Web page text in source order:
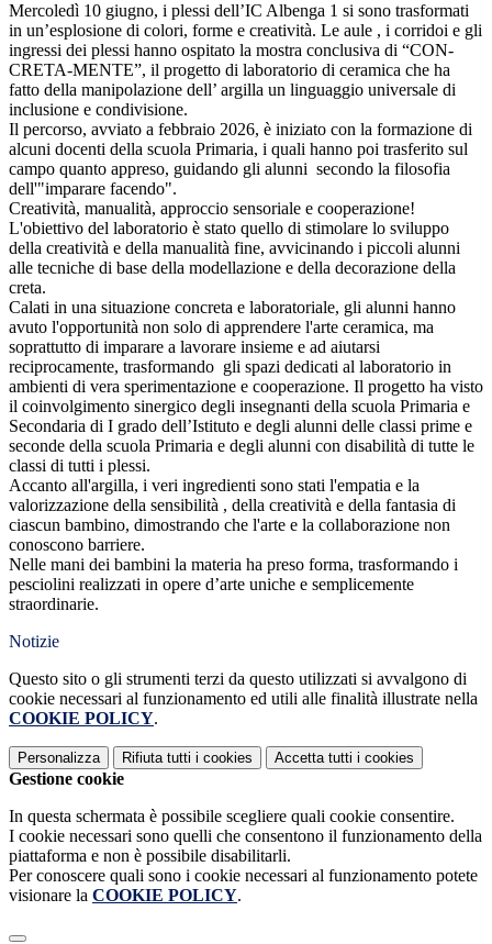
Mercoledì 10 giugno, i plessi dell’IC Albenga 1 si sono trasformati
in un’esplosione di colori, forme e creatività. Le aule , i corridoi e gli
ingressi dei plessi hanno ospitato la mostra conclusiva di “CON-
CRETA-MENTE”, il progetto di laboratorio di ceramica che ha
fatto della manipolazione dell’ argilla un linguaggio universale di
inclusione e condivisione.
Il percorso, avviato a febbraio 2026, è iniziato con la formazione di
alcuni docenti della scuola Primaria, i quali hanno poi trasferito sul
campo quanto appreso, guidando gli alunni secondo la filosofia
dell'"imparare facendo".
Creatività, manualità, approccio sensoriale e cooperazione!
L'obiettivo del laboratorio è stato quello di stimolare lo sviluppo
della creatività e della manualità fine, avvicinando i piccoli alunni
alle tecniche di base della modellazione e della decorazione della
creta.
Calati in una situazione concreta e laboratoriale, gli alunni hanno
avuto l'opportunità non solo di apprendere l'arte ceramica, ma
soprattutto di imparare a lavorare insieme e ad aiutarsi
reciprocamente, trasformando gli spazi dedicati al laboratorio in
ambienti di vera sperimentazione e cooperazione. Il progetto ha visto
il coinvolgimento sinergico degli insegnanti della scuola Primaria e
Secondaria di I grado dell’Istituto e degli alunni delle classi prime e
seconde della scuola Primaria e degli alunni con disabilità di tutte le
classi di tutti i plessi.
Accanto all'argilla, i veri ingredienti sono stati l'empatia e la
valorizzazione della sensibilità , della creatività e della fantasia di
ciascun bambino, dimostrando che l'arte e la collaborazione non
conoscono barriere.
Nelle mani dei bambini la materia ha preso forma, trasformando i
pesciolini realizzati in opere d’arte uniche e semplicemente
straordinarie.
Notizie
Questo sito o gli strumenti terzi da questo utilizzati si avvalgono di
cookie necessari al funzionamento ed utili alle finalità illustrate nella
COOKIE POLICY.
Personalizza Rifiuta tutti i cookies Accetta tutti i cookies
Gestione cookie
In questa schermata è possibile scegliere quali cookie consentire.
I cookie necessari sono quelli che consentono il funzionamento della
piattaforma e non è possibile disabilitarli.
Per conoscere quali sono i cookie necessari al funzionamento potete
visionare la COOKIE POLICY.